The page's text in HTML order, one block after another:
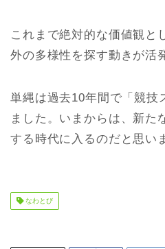
これまで絶対的な価値観と
外の多様性を探す動きが活
単縄は過去10年間で「競技
ました。いまからは、新た
する時代に入るのだと思い
なわとび